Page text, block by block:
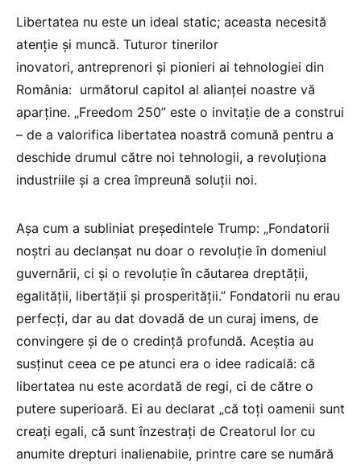
Libertatea nu este un ideal static; aceasta necesită
atenție și muncă. Tuturor tinerilor
inovatori, antreprenori și pionieri ai tehnologiei din
România: următorul capitol al alianței noastre vă
aparține. „Freedom 250” este o invitație de a construi
– de a valorifica libertatea noastră comună pentru a
deschide drumul către noi tehnologii, a revoluționa
industriile și a crea împreună soluții noi.
Așa cum a subliniat președintele Trump: „Fondatorii
noștri au declanșat nu doar o revoluție în domeniul
guvernării, ci și o revoluție în căutarea dreptății,
egalității, libertății și prosperității.” Fondatorii nu erau
perfecți, dar au dat dovadă de un curaj imens, de
convingere și de o credință profundă. Aceștia au
susținut ceea ce pe atunci era o idee radicală: că
libertatea nu este acordată de regi, ci de către o
putere superioară. Ei au declarat „că toți oamenii sunt
creați egali, că sunt înzestrați de Creatorul lor cu
anumite drepturi inalienabile, printre care se numără